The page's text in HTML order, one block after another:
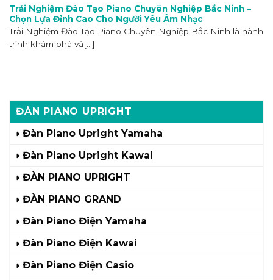
ĐÀN PIANO UPRIGHT
Đàn Piano Upright Yamaha
Đàn Piano Upright Kawai
ĐÀN PIANO UPRIGHT
ĐÀN PIANO GRAND
Đàn Piano Điện Yamaha
Đàn Piano Điện Kawai
Đàn Piano Điện Casio
Trải Nghiệm Đào Tạo Piano Chuyên Nghiệp Bắc Ninh –
Chọn Lựa Đỉnh Cao Cho Người Yêu Âm Nhạc
Trải Nghiệm Đào Tạo Piano Chuyên Nghiệp Bắc Ninh là hành
trình khám phá và[...]